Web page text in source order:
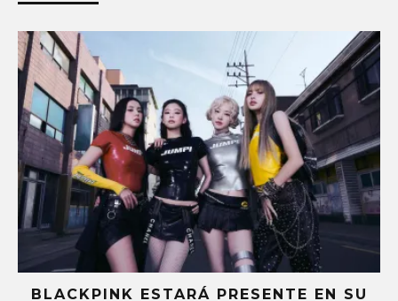
BLACKPINK ESTARÁ PRESENTE EN SU